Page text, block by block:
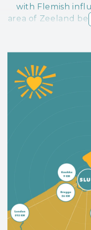
with Flemish
area of Zeeland
West Zeelandic
worlds; a rich
towns and
beautiful bike